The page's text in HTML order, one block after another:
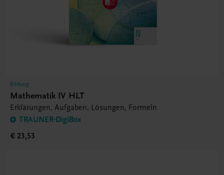
Bildung
Mathematik IV HLT
Erklärungen, Aufgaben, Lösungen, Formeln
TRAUNER-DigiBox
€ 23,53